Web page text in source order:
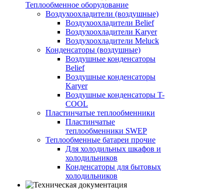
Теплообменное оборудование
Воздухоохладители (воздушные)
Воздухоохладители Belief
Воздухоохладители Karyer
Воздухоохладители Meluck
Конденсаторы (воздушные)
Воздушные конденсаторы
Belief
Воздушные конденсаторы
Karyer
Воздушные конденсаторы T-
COOL
Пластинчатые теплообменники
Пластинчатые
теплообменники SWEP
Теплообменные батареи прочие
Для холодильных шкафов и
холодильников
Конденсаторы для бытовых
холодильников